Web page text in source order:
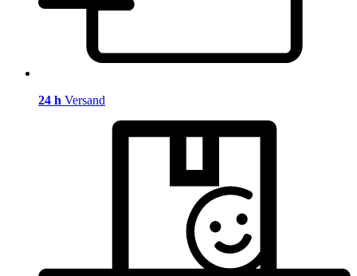
24 h Versand